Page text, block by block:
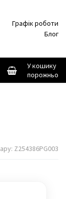
Графік роботи
Блог
У кошику
порожньо
Z254386PG003